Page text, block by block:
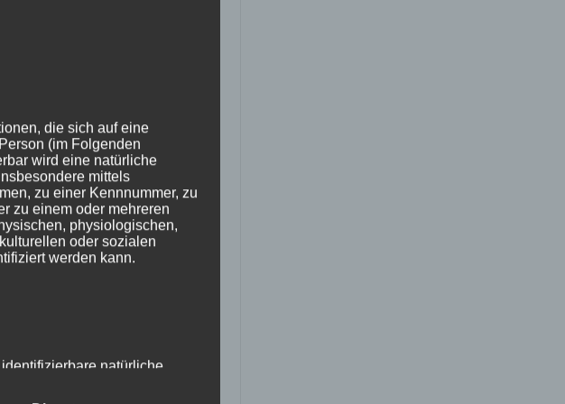
die sich auf eine
(im Folgenden
wird eine natürliche
mittels
zu einer Kennnummer, zu
zu einem oder mehreren
physiologischen,
oder sozialen
werden kann.
natürliche